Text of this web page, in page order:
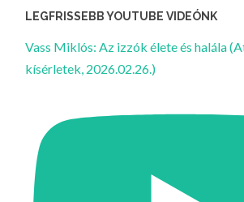
LEGFRISSEBB YOUTUBE VIDEÓNK
Vass Miklós: Az izzók élete és halála
kísérletek, 2026.02.26.)